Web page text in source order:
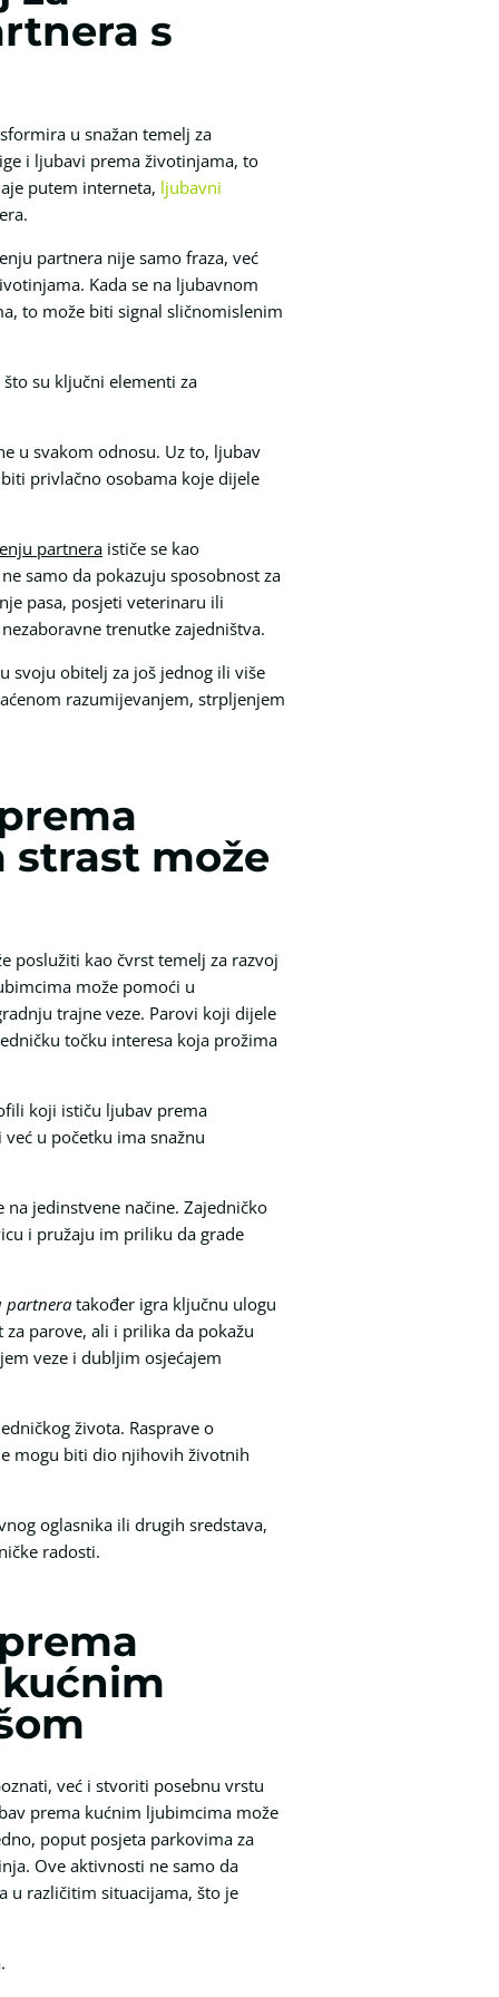
s
u snažan temelj za
i ljubavi prema životinjama, to
putem interneta, ljubavni
partnera nije samo fraza, već
Kada se na ljubavnom
to može biti signal sličnomislenim
su ključni elementi za
u svakom odnosu. Uz to, ljubav
privlačno osobama koje dijele
partnera ističe se kao
samo da pokazuju sposobnost za
pasa, posjeti veterinaru ili
trenutke zajedništva.
svoju obitelj za još jednog ili više
razumijevanjem, strpljenjem
strast može
poslužiti kao čvrst temelj za razvoj
može pomoći u
trajne veze. Parovi koji dijele
točku interesa koja prožima
koji ističu ljubav prema
u početku ima snažnu
jedinstvene načine. Zajedničko
i pružaju im priliku da grade
partnera također igra ključnu ulogu
parove, ali i prilika da pokažu
veze i dubljim osjećajem
života. Rasprave o
mogu biti dio njihovih životnih
oglasnika ili drugih sredstava,
radosti.
već i stvoriti posebnu vrstu
prema kućnim ljubimcima može
poput posjeta parkovima za
Ove aktivnosti ne samo da
u različitim situacijama, što je